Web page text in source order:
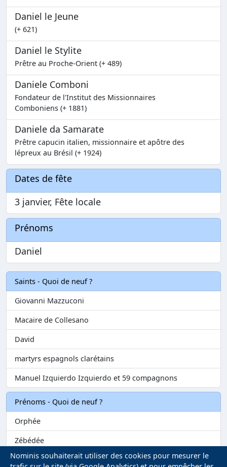
Daniel le Jeune
(+ 621)
Daniel le Stylite
Prêtre au Proche-Orient (+ 489)
Daniele Comboni
Fondateur de l'Institut des Missionnaires
Comboniens (+ 1881)
Daniele da Samarate
Prêtre capucin italien, missionnaire et apôtre des
lépreux au Brésil (+ 1924)
Dates de fête
3 janvier, Fête locale
Prénoms
Daniel
Saints - Quoi de neuf ?
Giovanni Mazzuconi
Macaire de Collesano
David
martyrs espagnols clarétains
Manuel Izquierdo Izquierdo et 59 compagnons
Prénoms - Quoi de neuf ?
Orphée
Zébédée
Melvil
Nominis souhaiterait utiliser des cookies pour mesurer le